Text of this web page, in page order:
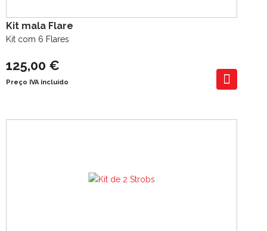
Kit mala Flare
Kit com 6 Flares
125,00 €
Preço IVA incluído